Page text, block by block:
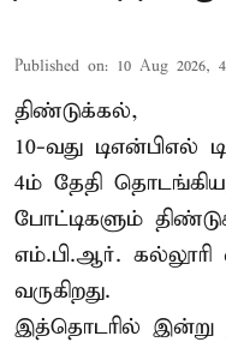
Published on: 10 Aug 2026,
திண்டுக்கல்,
10-வது டிஎன்பிஎல்
4ம் தேதி
போட்டிகளும்
எம்.பி.ஆர்.
வருகிறது.
இத்தொடரில் இன்று